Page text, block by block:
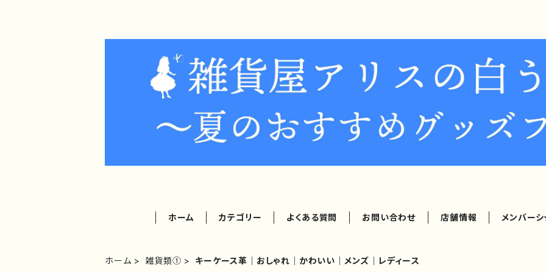
ホーム カテゴリー よくある質問 お問い合わせ 店舗情報 メンバーシ
ホーム 雑貨類① キーケース革｜おしゃれ｜かわいい｜メンズ｜レディース